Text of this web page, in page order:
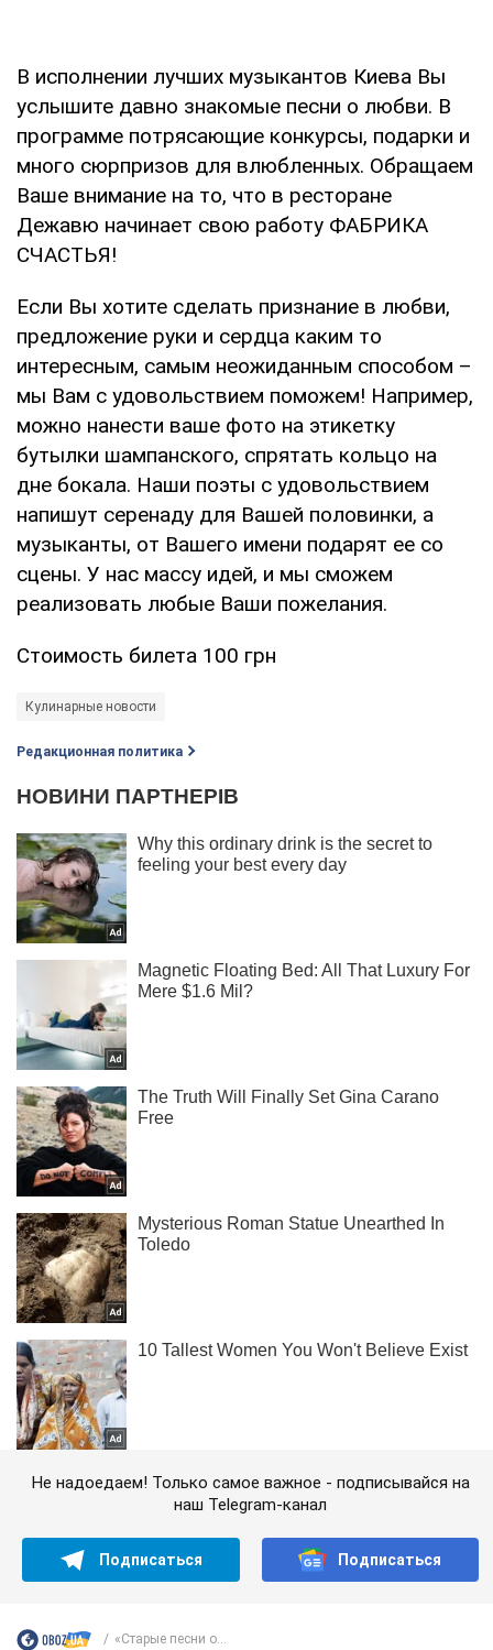
В исполнении лучших музыкантов Киева Вы
услышите давно знакомые песни о любви. В
программе потрясающие конкурсы, подарки и
много сюрпризов для влюбленных. Обращаем
Ваше внимание на то, что в ресторане
Дежавю начинает свою работу ФАБРИКА
СЧАСТЬЯ!
Если Вы хотите сделать признание в любви,
предложение руки и сердца каким то
интересным, самым неожиданным способом –
мы Вам с удовольствием поможем! Например,
можно нанести ваше фото на этикетку
бутылки шампанского, спрятать кольцо на
дне бокала. Наши поэты с удовольствием
напишут серенаду для Вашей половинки, а
музыканты, от Вашего имени подарят ее со
сцены. У нас массу идей, и мы сможем
реализовать любые Ваши пожелания.
Стоимость билета 100 грн
Кулинарные новости
Редакционная политика
Не надоедаем! Только самое важное - подписывайся на
наш Telegram-канал
Подписаться Подписаться
«Старые песни о...